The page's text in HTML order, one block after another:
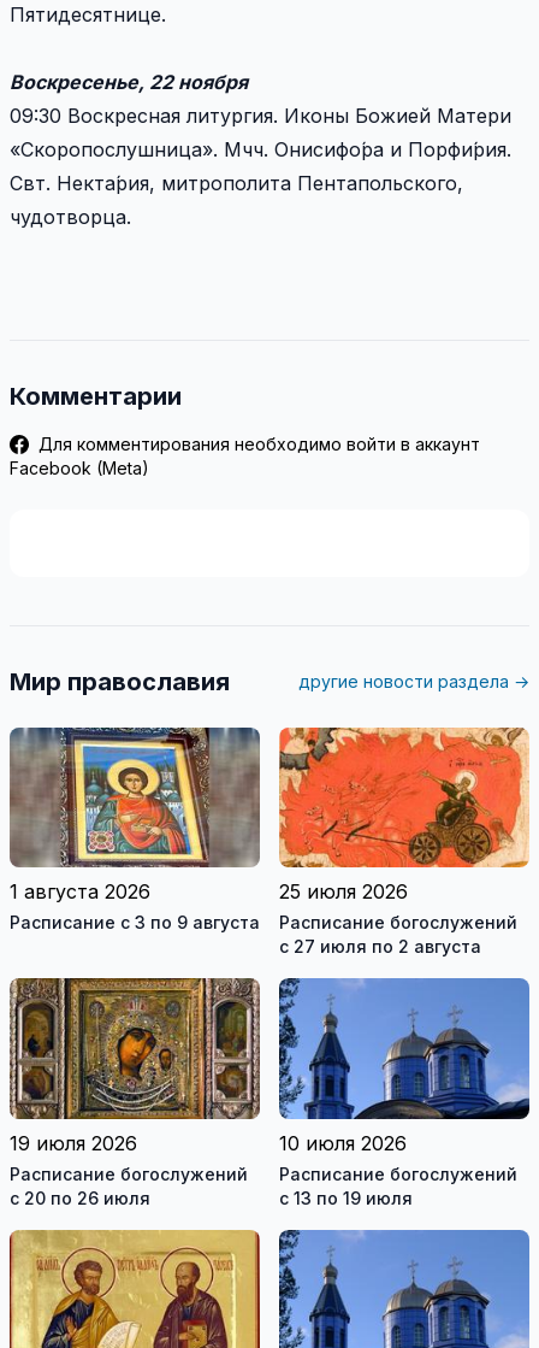
Пятидесятнице.
Воскресенье, 22 ноября
09:30 Воскресная литургия. Иконы Божией Матери
«Скоропослушница». Мчч. Онисифо́ра и Порфи́рия.
Свт. Некта́рия, митрополита Пентапольского,
чудотворца.
Комментарии
Для комментирования необходимо войти в аккаунт
Facebook (Meta)
Мир православия другие новости раздела →
1 августа 2026
Расписание с 3 по 9 августа
25 июля 2026
Расписание богослужений
с 27 июля по 2 августа
19 июля 2026
Расписание богослужений
с 20 по 26 июля
10 июля 2026
Расписание богослужений
с 13 по 19 июля